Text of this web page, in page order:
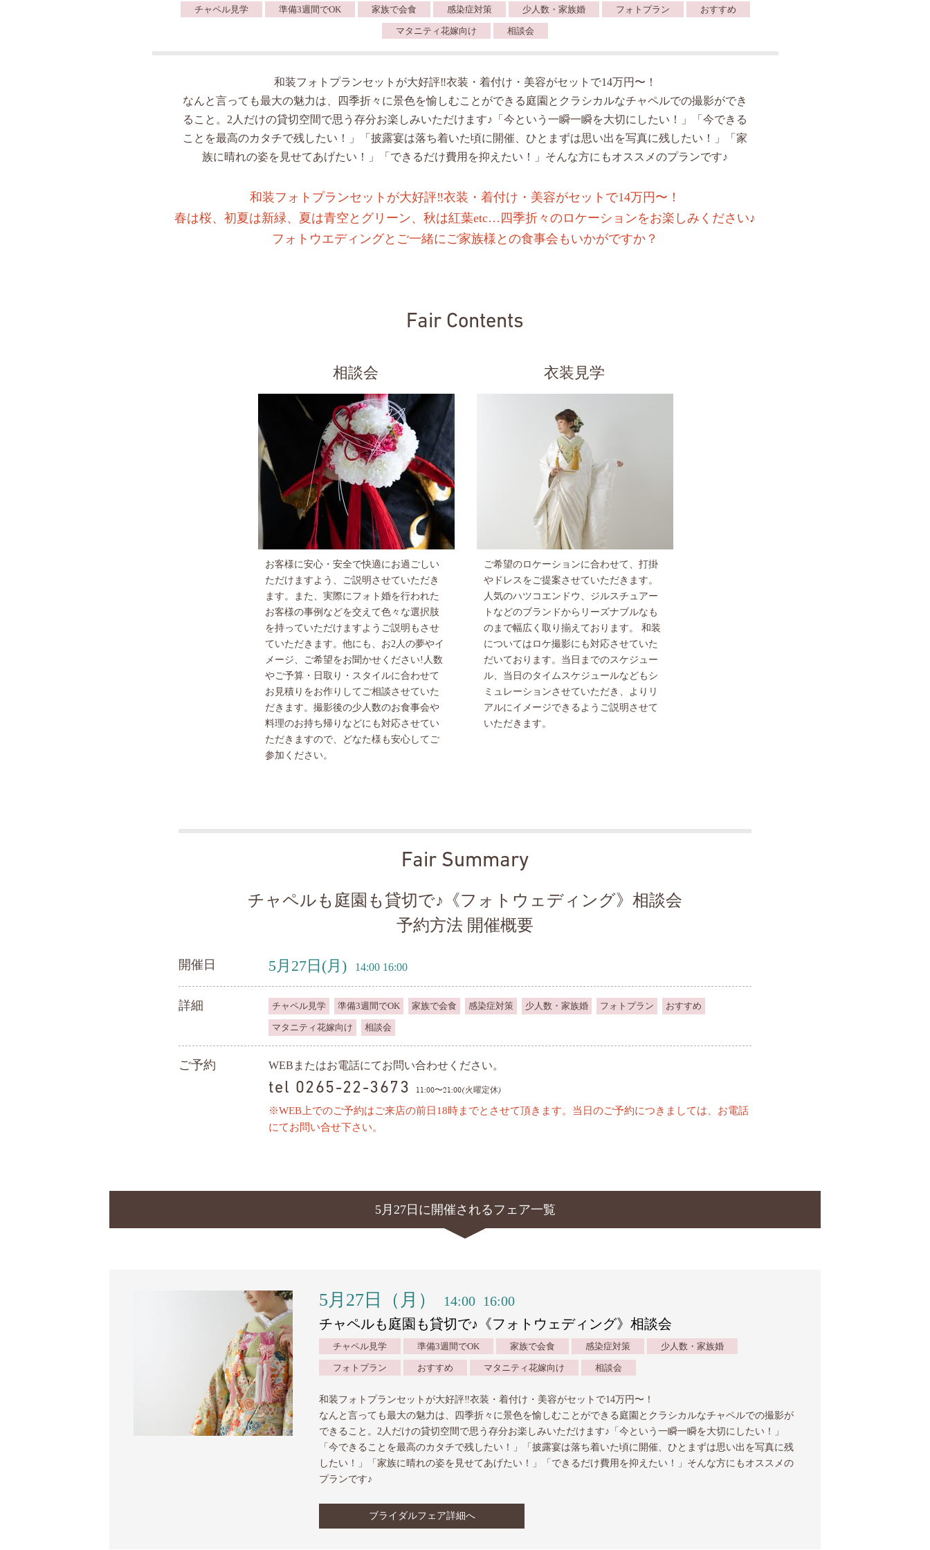
チャペル見学 準備3週間でOK 家族で会食 感染症対策 少人数・家族婚 フォトプラン おすすめ
マタニティ花嫁向け 相談会
和装フォトプランセットが大好評‼︎衣装・着付け・美容がセットで14万円〜！
なんと言っても最大の魅力は、四季折々に景色を愉しむことができる庭園とクラシカルなチャペルでの撮影ができ
ること。2人だけの貸切空間で思う存分お楽しみいただけます♪「今という一瞬一瞬を大切にしたい！」「今できる
ことを最高のカタチで残したい！」「披露宴は落ち着いた頃に開催、ひとまずは思い出を写真に残したい！」「家
族に晴れの姿を見せてあげたい！」「できるだけ費用を抑えたい！」そんな方にもオススメのプランです♪
和装フォトプランセットが大好評‼︎衣装・着付け・美容がセットで14万円〜！
春は桜、初夏は新緑、夏は青空とグリーン、秋は紅葉etc…四季折々のロケーションをお楽しみください♪
フォトウエディングとご一緒にご家族様との食事会もいかがですか？
Fair Contents
相談会
お客様に安心・安全で快適にお過ごしい
ただけますよう、ご説明させていただき
ます。また、実際にフォト婚を行われた
お客様の事例などを交えて色々な選択肢
を持っていただけますようご説明もさせ
ていただきます。他にも、お2人の夢やイ
メージ、ご希望をお聞かせください!人数
やご予算・日取り・スタイルに合わせて
お見積りをお作りしてご相談させていた
だきます。撮影後の少人数のお食事会や
料理のお持ち帰りなどにも対応させてい
ただきますので、どなた様も安心してご
参加ください。
衣装見学
ご希望のロケーションに合わせて、打掛
やドレスをご提案させていただきます。
人気のハツコエンドウ、ジルスチュアー
トなどのブランドからリーズナブルなも
のまで幅広く取り揃えております。 和装
についてはロケ撮影にも対応させていた
だいております。当日までのスケジュー
ル、当日のタイムスケジュールなどもシ
ミュレーションさせていただき、よりリ
アルにイメージできるようご説明させて
いただきます。
Fair Summary
チャペルも庭園も貸切で♪《フォトウェディング》相談会
予約方法 開催概要
開催日 5月27日 (月) 14:00 16:00
詳細 チャペル見学 準備3週間でOK 家族で会食 感染症対策 少人数・家族婚 フォトプラン おすすめ
マタニティ花嫁向け 相談会
ご予約 WEBまたはお電話にてお問い合わせください。
tel 0265-22-3673 11:00〜21:00(火曜定休)
※WEB上でのご予約はご来店の前日18時までとさせて頂きます。当日のご予約につきましては、お電話
にてお問い合せ下さい。
5月27日に開催されるフェア一覧
5月27日（月） 14:00 16:00
チャペルも庭園も貸切で♪《フォトウェディング》相談会
チャペル見学 準備3週間でOK 家族で会食 感染症対策 少人数・家族婚
フォトプラン おすすめ マタニティ花嫁向け 相談会
和装フォトプランセットが大好評‼︎衣装・着付け・美容がセットで14万円〜！
なんと言っても最大の魅力は、四季折々に景色を愉しむことができる庭園とクラシカルなチャペルでの撮影が
できること。2人だけの貸切空間で思う存分お楽しみいただけます♪「今という一瞬一瞬を大切にしたい！」
「今できることを最高のカタチで残したい！」「披露宴は落ち着いた頃に開催、ひとまずは思い出を写真に残
したい！」「家族に晴れの姿を見せてあげたい！」「できるだけ費用を抑えたい！」そんな方にもオススメの
プランです♪
ブライダルフェア詳細へ